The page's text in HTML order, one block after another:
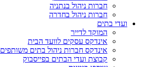
חברות ניהול בנתניה
חברות ניהול בחדרה
ועדי בתים
המוקד לדייר
אינדקס עסקים לוועד הבית
אינדקס חברות ניהול בתים משותפים
קבוצת ועדי הבתים בפייסבוק